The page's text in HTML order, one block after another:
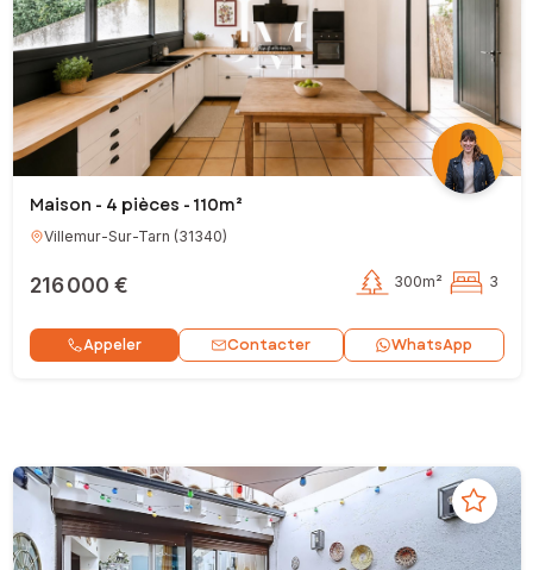
Maison - 4 pièces - 110m²
Villemur-Sur-Tarn (31340)
216 000 € 300m² 3
Appeler Contacter WhatsApp